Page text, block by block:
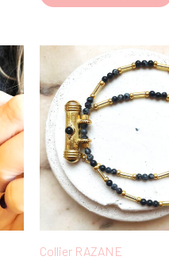
Collier RAZANE